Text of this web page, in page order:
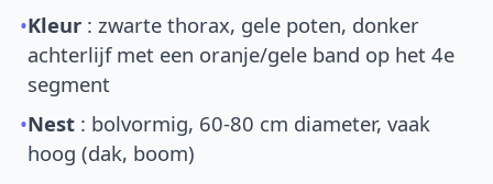
•Kleur : zwarte thorax, gele poten, donker
achterlijf met een oranje/gele band op het 4e
segment
•Nest : bolvormig, 60-80 cm diameter, vaak
hoog (dak, boom)